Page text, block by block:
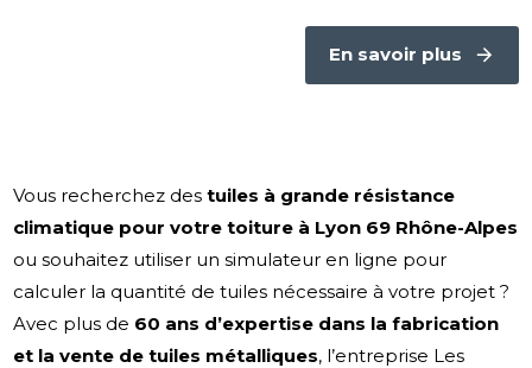
En savoir plus
Vous recherchez destuiles à grande résistance
climatique pour votre toiture à Lyon 69 Rhône-Alpes
ou souhaitez utiliser un simulateur en ligne pour
calculer la quantité de tuiles nécessaire à votre projet ?
Avec plus de 60 ans d’expertise dans la fabrication
et la vente de tuiles métalliques, l’entreprise Les